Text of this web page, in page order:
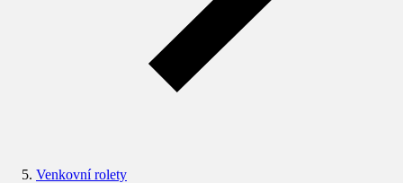
Venkovní rolety